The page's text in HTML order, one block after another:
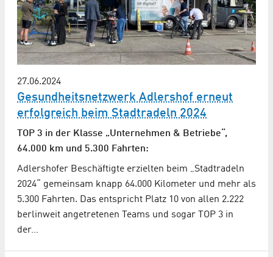
27.06.2024
Gesundheitsnetzwerk Adlershof erneut
erfolgreich beim Stadtradeln 2024
TOP 3 in der Klasse „Unternehmen & Betriebe“,
64.000 km und 5.300 Fahrten:
Adlershofer Beschäftigte erzielten beim „Stadtradeln
2024“ gemeinsam knapp 64.000 Kilometer und mehr als
5.300 Fahrten. Das entspricht Platz 10 von allen 2.222
berlinweit angetretenen Teams und sogar TOP 3 in
der…